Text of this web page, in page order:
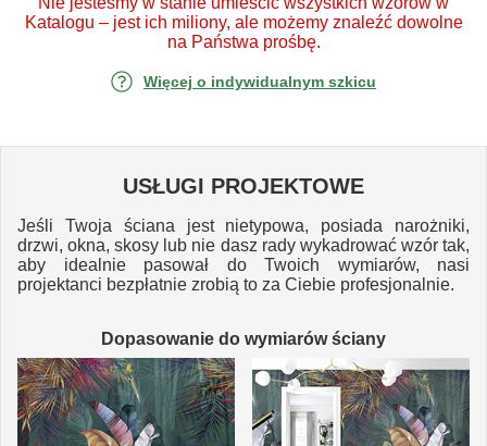
Katalogu – jest ich miliony, ale możemy znaleźć dowolne
na Państwa prośbę.
Więcej o indywidualnym szkicu
USŁUGI PROJEKTOWE
Jeśli Twoja ściana jest nietypowa, posiada narożniki,
drzwi, okna, skosy lub nie dasz rady wykadrować wzór tak,
aby idealnie pasował do Twoich wymiarów, nasi
projektanci bezpłatnie zrobią to za Ciebie profesjonalnie.
Dopasowanie do wymiarów ściany